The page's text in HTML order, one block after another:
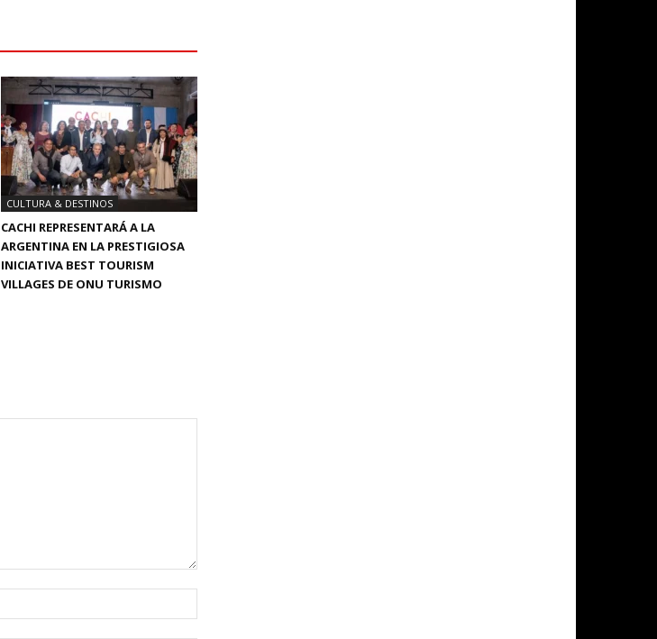
CULTURA & DESTINOS
CACHI REPRESENTARÁ A LA
ARGENTINA EN LA PRESTIGIOSA
INICIATIVA BEST TOURISM
VILLAGES DE ONU TURISMO